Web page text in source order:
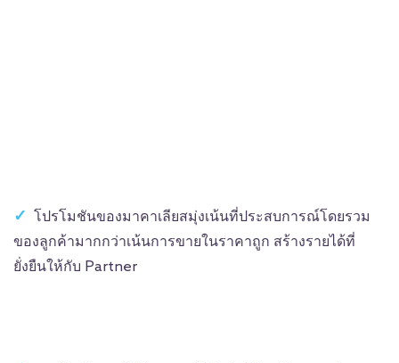
โปรโมชันของมาคาเลียสมุ่งเน้นที่ประสบการณ์โดยรวม
ของลูกค้ามากกว่าเน้นการขายในราคาถูก สร้างรายได้ที่
ยั่งยืนให้กับ Partner